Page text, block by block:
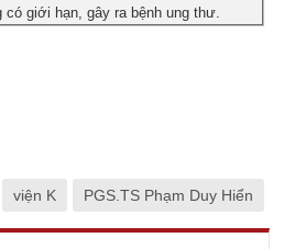
có giới hạn, gây ra bệnh ung thư.
viện K PGS.TS Phạm Duy Hiển